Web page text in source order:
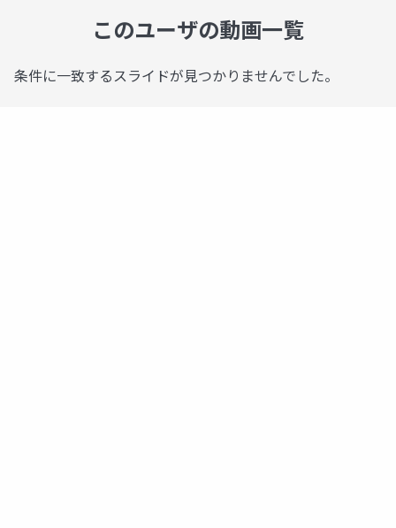
このユーザの動画一覧
条件に一致するスライドが見つかりませんでした。